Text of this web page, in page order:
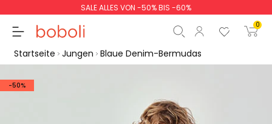
SALE ALLES VON -50% BIS -60%
0
Startseite Jungen Blaue Denim-Bermudas
-50%